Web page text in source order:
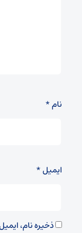
نام*
ایمیل*
ذخیره نام،